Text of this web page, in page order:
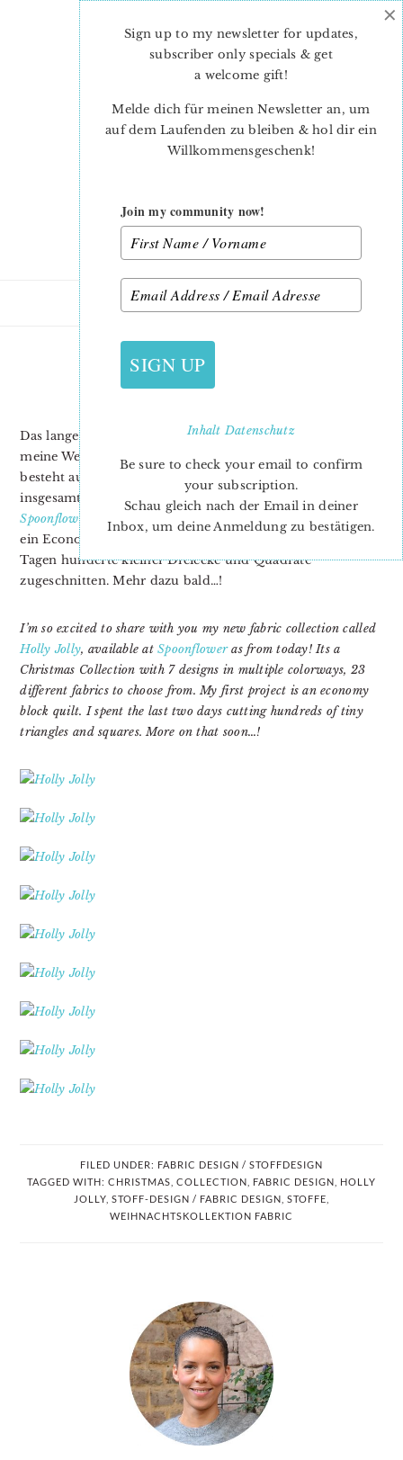
Das lange Warten hat ein Ende! Ich freu mich sehr, Euch
meine Weihnachtskollektion
Holly Jolly
vorzustellen! Sie
besteht aus 7 Entwürfen in verschiedenen Farben,
insgesamt 23 Muster. Die Stoffe können ab sofort bei
Spoonflower
erworben werden! Mein erstes Nähprojekt ist
ein Economy Block Quilt. Dafür habe ich in den letzten
Tagen hunderte kleiner Dreiecke und Quadrate
zugeschnitten. Mehr dazu bald…!
I’m so excited to share with you my new fabric collection called
Holly Jolly, available atSpoonfloweras from today! Its a
Christmas Collection with 7 designs in multiple colorways, 23
different fabrics to choose from. My first project is an economy
block quilt. I spent the last two days cutting hundreds of tiny
triangles and squares. More on that soon…!
FILED UNDER: FABRIC DESIGN / STOFFDESIGN
TAGGED WITH: CHRISTMAS COLLECTION FABRIC DESIGN
HOLLY
JOLLY STOFF-DESIGN / FABRIC DESIGN STOFFE
WEIHNACHTSKOLLEKTION FABRIC
Sign up to my newsletter for updates,
subscriber only specials & get
a welcome gift!
Melde dich für meinen Newsletter an, um
auf dem Laufenden zu bleiben & hol dir ein
Willkommensgeschenk!
Join my community now!
SIGN UP
InhaltDatenschutz
Be sure to check your email to confirm
your subscription.
Schau gleich nach der Email in deiner
Inbox, um deine Anmeldung zu bestätigen.
×